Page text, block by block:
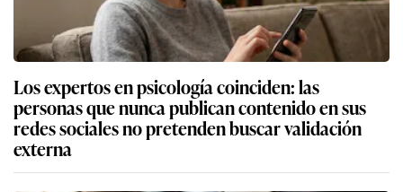
Los expertos en psicología coinciden: las
personas que nunca publican contenido en sus
redes sociales no pretenden buscar validación
externa